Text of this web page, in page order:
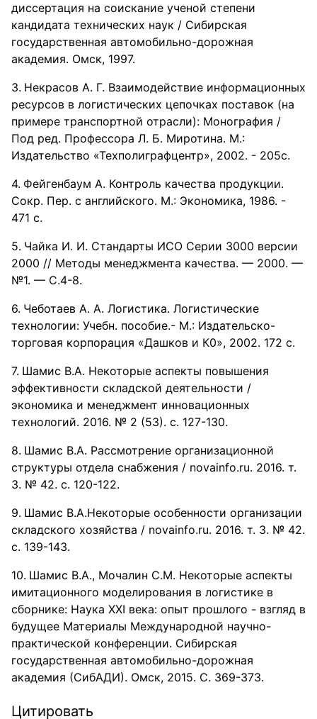
диссертация на соискание ученой степени
кандидата технических наук / Сибирская
государственная автомобильно-дорожная
академия. Омск, 1997.
Некрасов А. Г. Взаимодействие информационных
ресурсов в логистических цепочках поставок (на
примере транспортной отрасли): Монография /
Под ред. Профессора Л. Б. Миротина. М.:
Издательство «Техполиграфцентр», 2002. - 205с.
Фейгенбаум А. Контроль качества продукции.
Сокр. Пер. с английского. М.: Экономика, 1986. -
471 с.
Чайка И. И. Стандарты ИСО Серии 3000 версии
2000 // Методы менеджмента качества. — 2000. —
№1. — С.4-8.
Чеботаев А. А. Логистика. Логистические
технологии: Учебн. пособие.- М.: Издательско-
торговая корпорация «Дашков и К0», 2002. 172 с.
Шамис В.А. Некоторые аспекты повышения
эффективности складской деятельности /
экономика и менеджмент инновационных
технологий. 2016. № 2 (53). с. 127-130.
Шамис В.А. Рассмотрение организационной
структуры отдела снабжения / novainfo.ru. 2016. т.
3. № 42. с. 120-122.
Шамис В.А.Некоторые особенности организации
складского хозяйства / novainfo.ru. 2016. т. 3. № 42.
с. 139-143.
Шамис В.А., Мочалин С.М. Некоторые аспекты
имитационного моделирования в логистике в
сборнике: Наука XXI века: опыт прошлого - взгляд в
будущее Материалы Международной научно-
практической конференции. Сибирская
государственная автомобильно-дорожная
академия (СибАДИ). Омск, 2015. С. 369-373.
Цитировать